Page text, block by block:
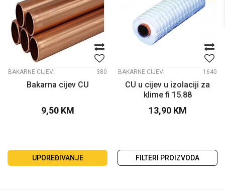
BAKARNE CIJEVI 380
Bakarna cijev CU
9,50 KM
BAKARNE CIJEVI 1640
CU u cijev u izolaciji za
klime fi 15.88
13,90 KM
UPOREĐIVANJE FILTERI PROIZVODA